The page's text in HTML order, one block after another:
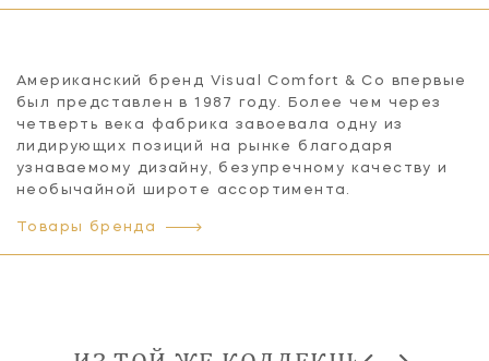
Американский бренд Visual Comfort & Co впервые
был представлен в 1987 году. Более чем через
четверть века фабрика завоевала одну из
лидирующих позиций на рынке благодаря
узнаваемому дизайну, безупречному качеству и
необычайной широте ассортимента.
Товары бренда